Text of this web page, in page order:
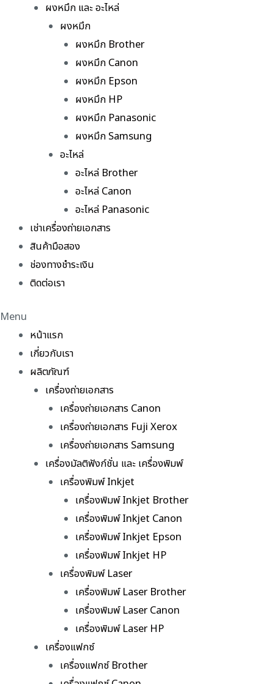
ผงหมึก และ อะไหล่
ผงหมึก
ผงหมึก Brother
ผงหมึก Canon
ผงหมึก Epson
ผงหมึก HP
ผงหมึก Panasonic
ผงหมึก Samsung
อะไหล่
อะไหล่ Brother
อะไหล่ Canon
อะไหล่ Panasonic
เช่าเครื่องถ่ายเอกสาร
สินค้ามือสอง
ช่องทางชำระเงิน
ติดต่อเรา
Menu
หน้าแรก
เกี่ยวกับเรา
ผลิตภัณฑ์
เครื่องถ่ายเอกสาร
เครื่องถ่ายเอกสาร Canon
เครื่องถ่ายเอกสาร Fuji Xerox
เครื่องถ่ายเอกสาร Samsung
เครื่องมัลติฟังก์ชั่น และ เครื่องพิมพ์
เครื่องพิมพ์ Inkjet
เครื่องพิมพ์ Inkjet Brother
เครื่องพิมพ์ Inkjet Canon
เครื่องพิมพ์ Inkjet Epson
เครื่องพิมพ์ Inkjet HP
เครื่องพิมพ์ Laser
เครื่องพิมพ์ Laser Brother
เครื่องพิมพ์ Laser Canon
เครื่องพิมพ์ Laser HP
เครื่องแฟกซ์
เครื่องแฟกซ์ Brother